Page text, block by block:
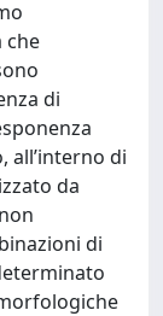
che
di
all’interno di
da
di